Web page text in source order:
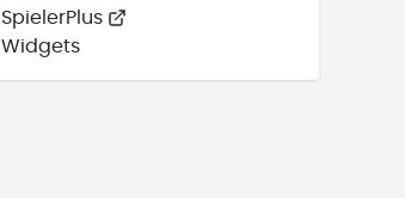
SpielerPlus
Widgets